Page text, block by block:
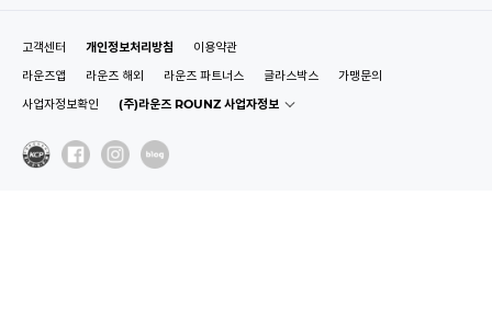
고객센터 개인정보처리방침
이용약관
라운즈앱
라운즈 해외 라운즈 파트너스 글라스박스
가맹문의
사업자정보확인
(주)라운즈 ROUNZ 사업자정보